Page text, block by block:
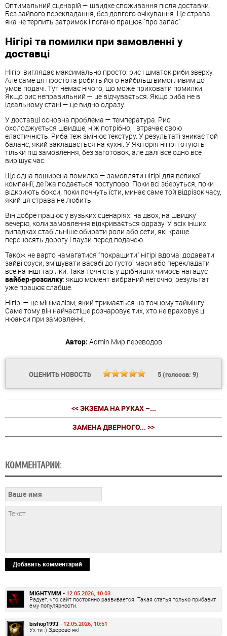
Оптимальний сценарій — швидке споживання після доставки.
Без зайвого перекладання, без довгого очікування. Це страва,
яка не терпить затримок і погано працює “про запас”.
Нігірі та помилки при замовленні у
доставці
Нігірі виглядає максимально просто: рис і шматок риби зверху.
Але саме ця простота робить його найбільш вимогливим до
умов подачі. Тут немає нічого, що може приховати помилки.
Якщо рис неправильний — це відчувається. Якщо риба не в
ідеальному стані — це видно одразу.
У доставці основна проблема — температура. Рис
охолоджується швидше, ніж потрібно, і втрачає свою
еластичність. Риба теж змінює текстуру. У результаті зникає той
баланс, який закладається на кухні. У Якіторія нігірі готують
тільки під замовлення, без заготовок, але далі все одно все
вирішує час.
Ще одна поширена помилка — замовляти нігірі для великої
компанії, де їжа подається поступово. Поки всі зберуться, поки
відкриють бокси, поки почнуть їсти, минає саме той відрізок часу,
який ця страва не любить.
Він добре працює у вузьких сценаріях: на двох, на швидку
вечерю, коли замовлення відкривається одразу. У всіх інших
випадках стабільніше обирати роли або сети, які краще
переносять дорогу і паузи перед подачею.
Також не варто намагатися “покращити” нігірі вдома: додавати
зайві соуси, змішувати васабі до густої маси або перекладати
все на інші тарілки. Така точність у дрібницях чимось нагадує
вайбер-розсилку: якщо момент вибраний неточно, результат
уже працює слабше.
Нігірі — це мінімалізм, який тримається на точному таймінгу.
Саме тому він найчастіше розчаровує тих, хто не враховує ці
нюанси при замовленні.
Автор: Admin Мир переводов
ОЦЕНИТЬ НОВОСТЬ 5(голосов: 9)
<< ЭКЗЕМА НА РУКАХ –...
ЗАМЕНА ДВЕРНОГО... >>
КОММЕНТАРИИ:
Добавить комментарий
MIGHTYMM - 12.05.2026, 10:03
Радует, что сайт постоянно развивается. Такая статья только прибавит
ему популярности.
bishop1993 - 12.05.2026, 10:51
Ух ти :) Здорово як!